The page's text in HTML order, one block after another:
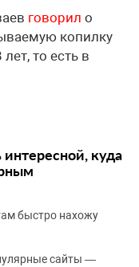
говорил о
копилку
то есть в
интересной, куда
быстро нахожу
сайты —